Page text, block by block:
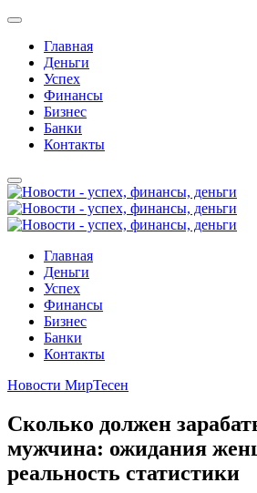
Главная
Деньги
Успех
Финансы
Бизнес
Банки
Контакты
Главная
Деньги
Успех
Финансы
Бизнес
Банки
Контакты
Новости МирТесен
Сколько должен
мужчина: ожидания
реальность статистики